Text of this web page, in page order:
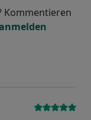
Kommentieren